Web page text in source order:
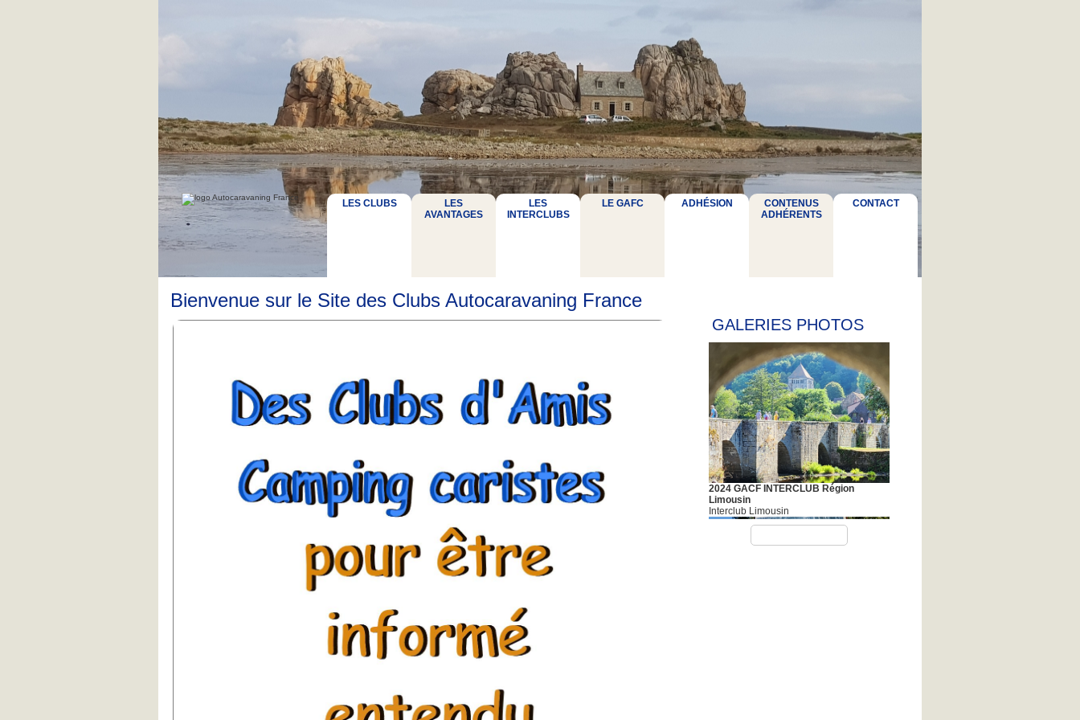
LES CLUBS
LES
AVANTAGES
LES
INTERCLUBS
LE GAFC ADHÉSION
CONTENUS
ADHÉRENTS
CONTACT
GALERIES PHOTOS
2024 GACF INTERCLUB Région
Limousin
Interclub Limousin
Bienvenue sur le Site des Clubs Autocaravaning France